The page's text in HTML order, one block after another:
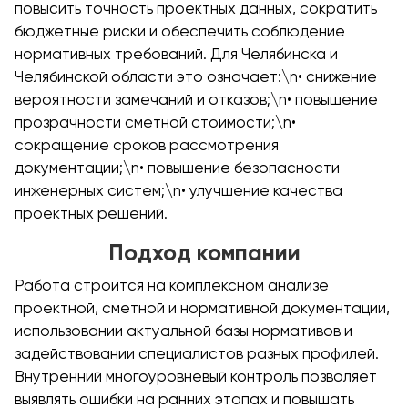
повысить точность проектных данных, сократить
бюджетные риски и обеспечить соблюдение
нормативных требований. Для Челябинска и
Челябинской области это означает:\n• снижение
вероятности замечаний и отказов;\n• повышение
прозрачности сметной стоимости;\n•
сокращение сроков рассмотрения
документации;\n• повышение безопасности
инженерных систем;\n• улучшение качества
проектных решений.
Подход компании
Работа строится на комплексном анализе
проектной, сметной и нормативной документации,
использовании актуальной базы нормативов и
задействовании специалистов разных профилей.
Внутренний многоуровневый контроль позволяет
выявлять ошибки на ранних этапах и повышать